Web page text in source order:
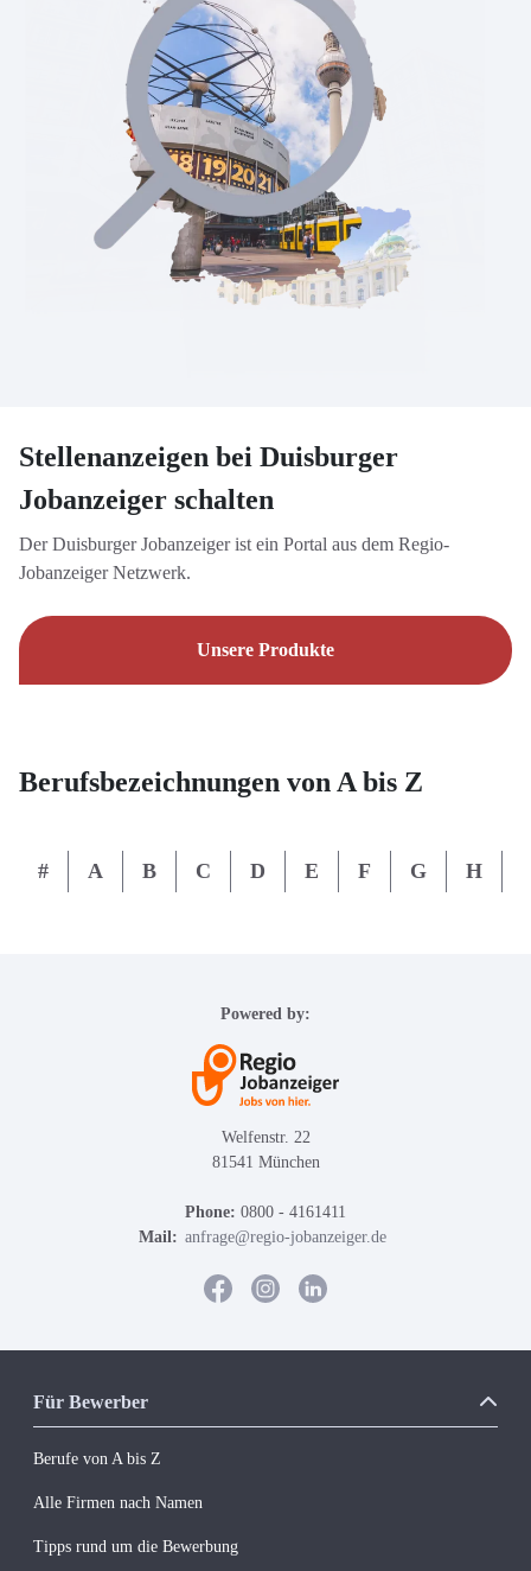
Stellenanzeigen bei Duisburger
Jobanzeiger schalten
Der Duisburger Jobanzeiger ist ein Portal aus dem Regio-
Jobanzeiger Netzwerk.
Unsere Produkte
Berufsbezeichnungen von A bis Z
# A B C D E F G H
Powered by:
Welfenstr. 22
81541 München
Phone: 0800 - 4161411
Mail: anfrage@regio-jobanzeiger.de
Für Bewerber
Berufe von A bis Z
Alle Firmen nach Namen
Tipps rund um die Bewerbung